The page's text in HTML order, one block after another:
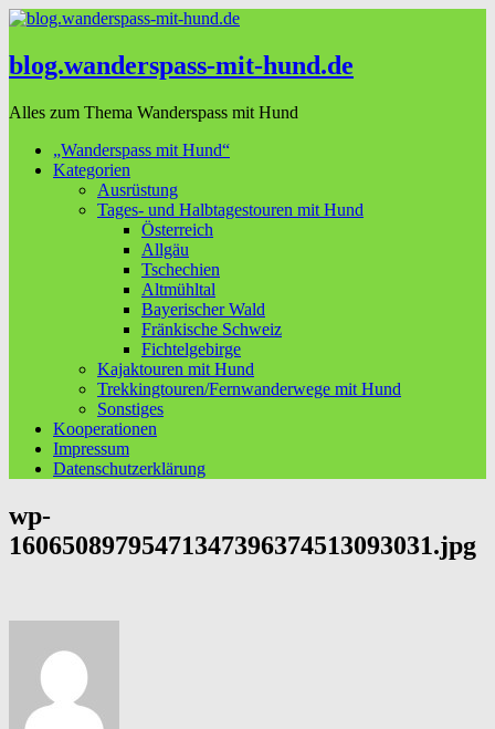
blog.wanderspass-mit-hund.de
Alles zum Thema Wanderspass mit Hund
„Wanderspass mit Hund“
Kategorien
Ausrüstung
Tages- und Halbtagestouren mit Hund
Österreich
Allgäu
Tschechien
Altmühltal
Bayerischer Wald
Fränkische Schweiz
Fichtelgebirge
Kajaktouren mit Hund
Trekkingtouren/Fernwanderwege mit Hund
Sonstiges
Kooperationen
Impressum
Datenschutzerklärung
wp-
16065089795471347396374513093031.jpg